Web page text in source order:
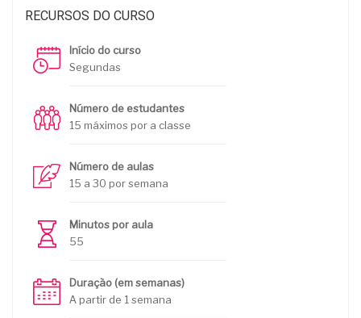
RECURSOS DO CURSO
Início do curso
Segundas
Número de estudantes
15 máximos por a classe
Número de aulas
15 a 30 por semana
Minutos por aula
55
Duração (em semanas)
A partir de 1 semana